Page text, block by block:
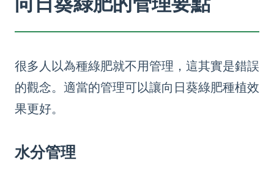
很多人以為種綠肥就不用管理，這其實是錯誤
的觀念。適當的管理可以讓向日葵綠肥種植效
果更好。
水分管理